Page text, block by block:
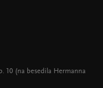
10 (na besedila Hermanna